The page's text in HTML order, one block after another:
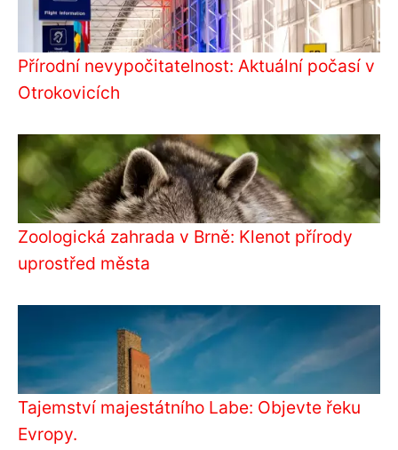
Přírodní nevypočitatelnost: Aktuální počasí v
Otrokovicích
Zoologická zahrada v Brně: Klenot přírody
uprostřed města
Tajemství majestátního Labe: Objevte řeku
Evropy.